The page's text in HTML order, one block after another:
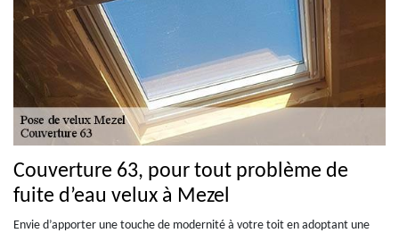
Couverture 63, pour tout problème de
fuite d’eau velux à Mezel
Envie d’apporter une touche de modernité à votre toit en adoptant une